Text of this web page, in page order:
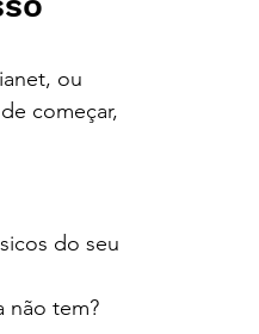
ou
começar,
do seu
não tem?